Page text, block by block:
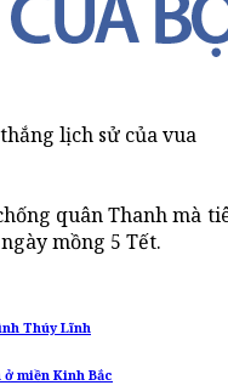
lịch sử của vua
quân Thanh mà
mồng 5 Tết.
Thúy Lĩnh
miền Kinh Bắc